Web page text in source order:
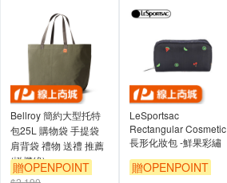
Bellroy 簡約大型托特
包25L 購物袋 手提袋
肩背袋 禮物 送禮 推薦
(橄欖綠)
贈OPENPOINT
LeSportsac
Rectangular Cosmetic
長形化妝包 -鮮果彩繡
贈OPENPOINT